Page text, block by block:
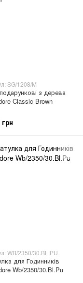
SG/1208/M
з дерева
Classic Brown
WB/2350/30.BL.PU
для Годинників
Wb/2350/30.Bl.Pu